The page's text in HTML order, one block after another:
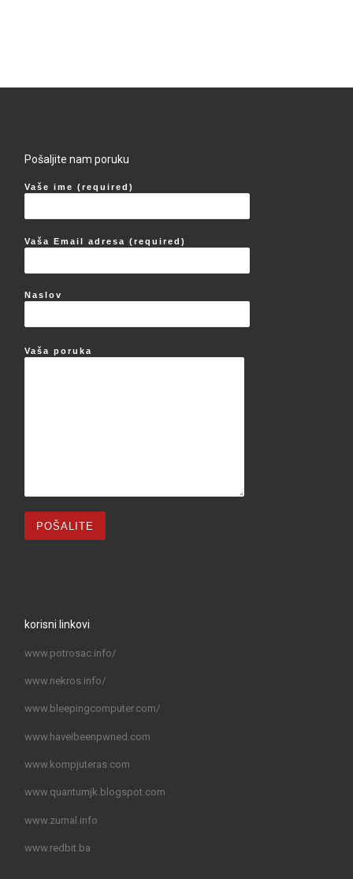
Pošaljite nam poruku
Vaše ime (required)
Vaša Email adresa (required)
Naslov
Vaša poruka
korisni linkovi
www.potrosac.info/
www.nekros.info/
www.bleepingcomputer.com/
www.haveibeenpwned.com
www.kompjuteras.com
www.quantumjk.blogspot.com
www.zurnal.info
www.redbit.ba